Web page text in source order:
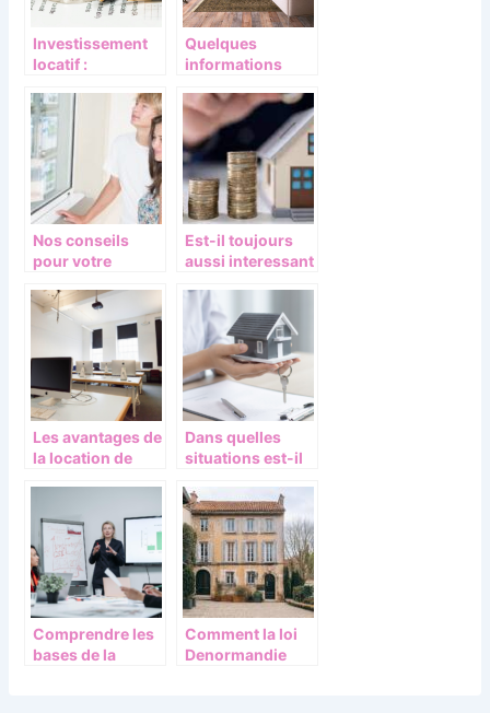
Investissement
locatif :
conseils a suivre
Quelques
informations
savoir sur
l’assurance
habitation
Nos conseils
pour votre
immobilier
Est-il toujours
aussi interessant
un
investissement
Pinel en 2023?
Les avantages de
la location de
Dans quelles
situations est-il
creer une SCI ?
Comprendre les
bases de la
Comment la loi
Denormandie